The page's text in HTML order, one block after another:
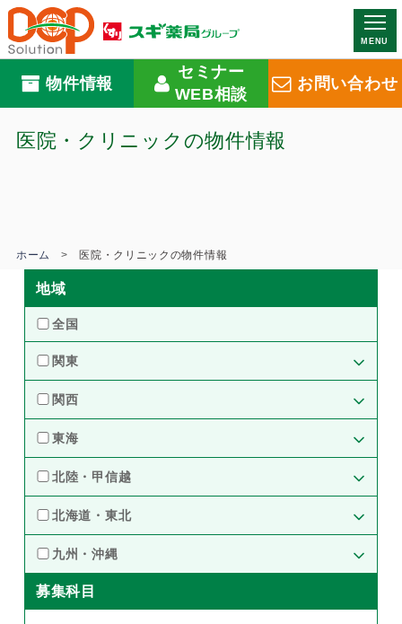
MENU
物件情報
セミナー
WEB相談
お問い合わせ
医院・クリニックの物件情報
ホーム 医院・クリニックの物件情報
地域
全国
関東
東京都（20）
群馬県（2）
茨城県（1）
関西
大阪府（59）
滋賀県（5）
東海
愛知県（27）
北陸・甲信越
石川県（6）
北海道・東北
北海道（16）
宮城県（5）
九州・沖縄
熊本県（1）
募集科目